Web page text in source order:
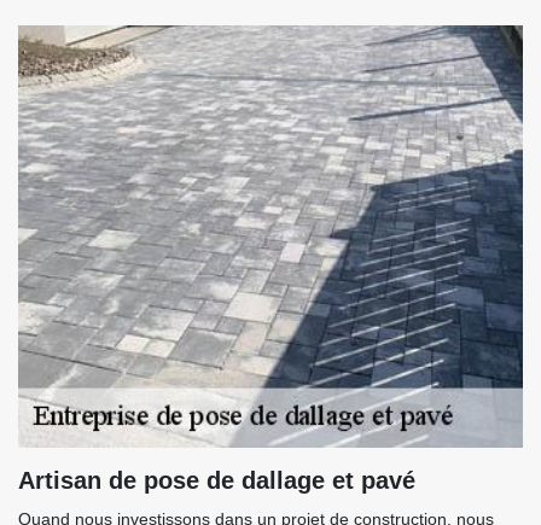
Artisan de pose de dallage et pavé
Quand nous investissons dans un projet de construction, nous